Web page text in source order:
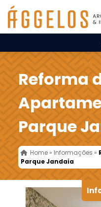
Reforma
Parque
Home » Informações »
Parque Jandaia